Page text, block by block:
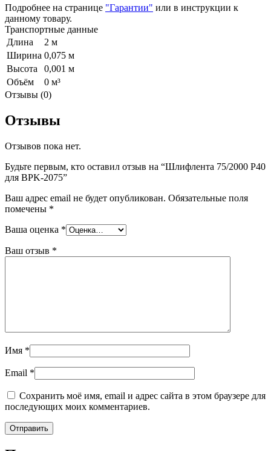
Подробнее на странице "Гарантии" или в инструкции к
данному товару.
Транспортные данные
Длина
2 м
Ширина 0,075 м
Высота
0,001 м
Объём
0 м³
Отзывы (0)
Отзывы
Отзывов пока нет.
Будьте первым, кто оставил отзыв на “Шлифлента 75/2000 Р40
для BPK-2075”
Ваш адрес email не будет опубликован. Обязательные поля
помечены *
Ваша оценка *
Ваш отзыв *
Имя *
Email *
Сохранить моё имя, email и адрес сайта в этом браузере для
последующих моих комментариев.